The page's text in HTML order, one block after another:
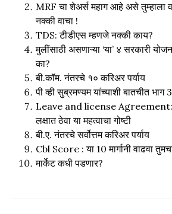
MRF चा शेअर्स महाग आहे असे
नक्की वाचा !
TDS: टीडीएस म्हणजे नक्की काय?
मुलींसाठी असणाऱ्या ‘या’ ४ सरकारी
का?
बी.कॉम. नंतरचे १० करिअर पर्याय
पी व्ही सुब्रमण्यम यांच्याशी बातचीत भाग 3
Leave and license Agreement:
लक्षात ठेवा या महत्वाचा गोष्टी
बी.ए. नंतरचे सर्वोत्तम करिअर पर्याय
Cbl Score : या 10 मार्गानी वाढवा
मार्केट कधी पडणार?